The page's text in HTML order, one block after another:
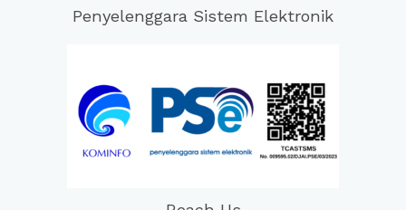
Penyelenggara Sistem Elektronik